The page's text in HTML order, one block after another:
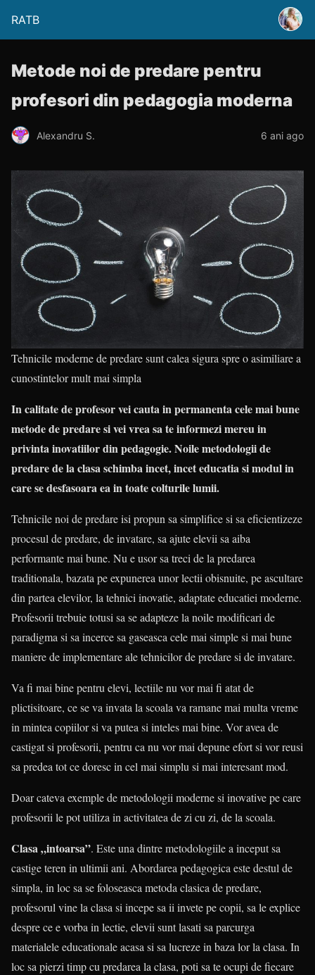
RATB
Metode noi de predare pentru
profesori din pedagogia moderna
Alexandru S. 6 ani ago
Tehnicile moderne de predare sunt calea sigura spre o asimiliare a
cunostintelor mult mai simpla
In calitate de profesor vei cauta in permanenta cele mai bune
metode de predare si vei vrea sa te informezi mereu in
privinta inovatiilor din pedagogie. Noile metodologii de
predare de la clasa schimba incet, incet educatia si modul in
care se desfasoara ea in toate colturile lumii.
Tehnicile noi de predare isi propun sa simplifice si sa eficientizeze
procesul de predare, de invatare, sa ajute elevii sa aiba
performante mai bune. Nu e usor sa treci de la predarea
traditionala, bazata pe expunerea unor lectii obisnuite, pe ascultare
din partea elevilor, la tehnici inovatie, adaptate educatiei moderne.
Profesorii trebuie totusi sa se adapteze la noile modificari de
paradigma si sa incerce sa gaseasca cele mai simple si mai bune
maniere de implementare ale tehnicilor de predare si de invatare.
Va fi mai bine pentru elevi, lectiile nu vor mai fi atat de
plictisitoare, ce se va invata la scoala va ramane mai multa vreme
in mintea copiilor si va putea si inteles mai bine. Vor avea de
castigat si profesorii, pentru ca nu vor mai depune efort si vor reusi
sa predea tot ce doresc in cel mai simplu si mai interesant mod.
Doar cateva exemple de metodologii moderne si inovative pe care
profesorii le pot utiliza in activitatea de zi cu zi, de la scoala.
Clasa „intoarsa”. Este una dintre metodologiile a inceput sa
castige teren in ultimii ani. Abordarea pedagogica este destul de
simpla, in loc sa se foloseasca metoda clasica de predare,
profesorul vine la clasa si incepe sa ii invete pe copii, sa le explice
despre ce e vorba in lectie, elevii sunt lasati sa parcurga
materialele educationale acasa si sa lucreze in baza lor la clasa. In
loc sa pierzi timp cu predarea la clasa, poti sa te ocupi de fiecare